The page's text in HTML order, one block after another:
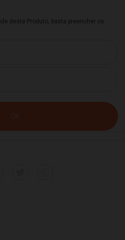
deste Produto, basta preencher os